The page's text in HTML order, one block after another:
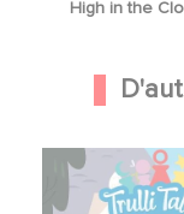
High in the